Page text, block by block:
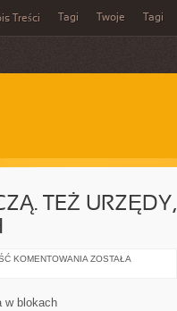
Treści Tagi Twoje Tagi
TEŻ URZĘDY,
KOMENTOWANIA NIE
ZOSTAŁA
w blokach